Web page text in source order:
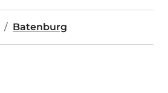
Batenburg